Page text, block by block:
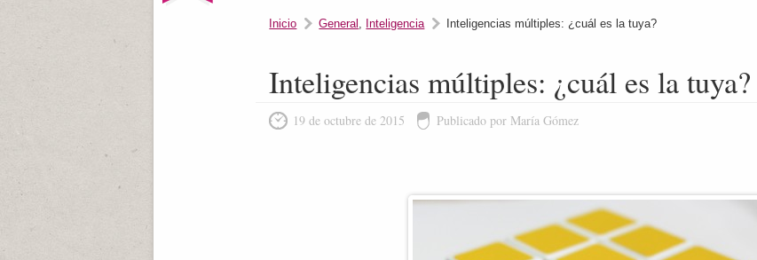
Inicio General , Inteligencia Inteligencias múltiples: ¿cuál es la tuya?
Inteligencias múltiples: ¿cuál es la tuya?
19 de octubre de 2015 Publicado por María Gómez